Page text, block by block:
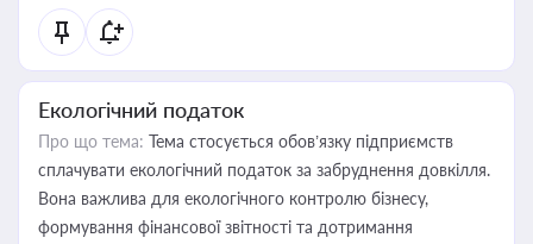
Екологічний податок
Про що тема: Тема стосується обов’язку підприємств
сплачувати екологічний податок за забруднення довкілля.
Вона важлива для екологічного контролю бізнесу,
формування фінансової звітності та дотримання